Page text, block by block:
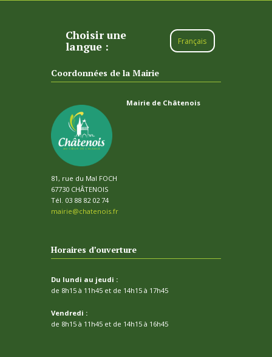
Choisir une
langue :
Français
Coordonnées de la Mairie
Mairie de Châtenois
81, rue du Mal FOCH
67730 CHÂTENOIS
Tél. 03 88 82 02 74
mairie@chatenois.fr
Horaires d’ouverture
Du lundi au jeudi :
de 8h15 à 11h45 et de 14h15 à 17h45
Vendredi :
de 8h15 à 11h45 et de 14h15 à 16h45